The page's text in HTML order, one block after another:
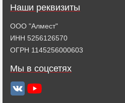
Наши реквизиты
ООО "Алмест"
ИНН 5256126570
ОГРН 1145256000603
Мы в соцсетях